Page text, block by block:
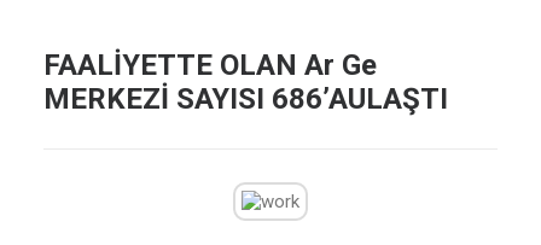
Site içi arama
FAALİYETTE OLAN Ar Ge
MERKEZİ SAYISI 686’AULAŞTI